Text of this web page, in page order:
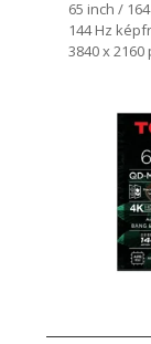
65 inch /
144 Hz
3840 x